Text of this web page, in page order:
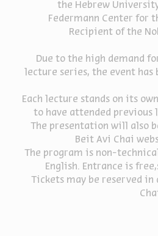
אנגלית
the Hebrew
Federmann Center for
Recipient of the
Due to the high demand
lecture series, the event
Each lecture stands on its
to have attended
The presentation will also
Beit Avi Chai
The program is non-
English. Entrance is
Tickets may be reserved in